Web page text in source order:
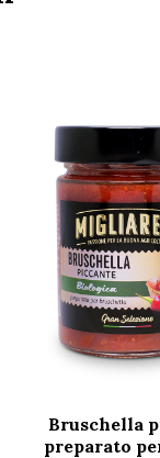
Bruschella
preparato